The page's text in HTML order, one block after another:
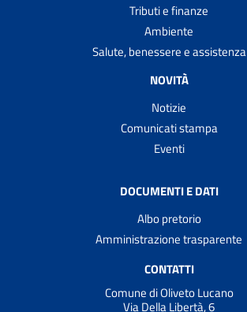
Tributi e finanze
Ambiente
Salute, benessere e assistenza
NOVITÀ
Notizie
Comunicati stampa
Eventi
DOCUMENTI E DATI
Albo pretorio
Amministrazione trasparente
CONTATTI
Comune di Oliveto Lucano
Via Della Libertà, 6